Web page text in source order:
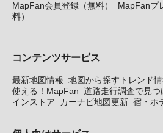
MapFan会員登録（無料）
MapFanプ
料）
コンテンツサービス
最新地図情報 地図から探すトレンド情
使える！MapFan 道路走行調査で見つ
インストア
カーナビ地図更新 宿・ホ